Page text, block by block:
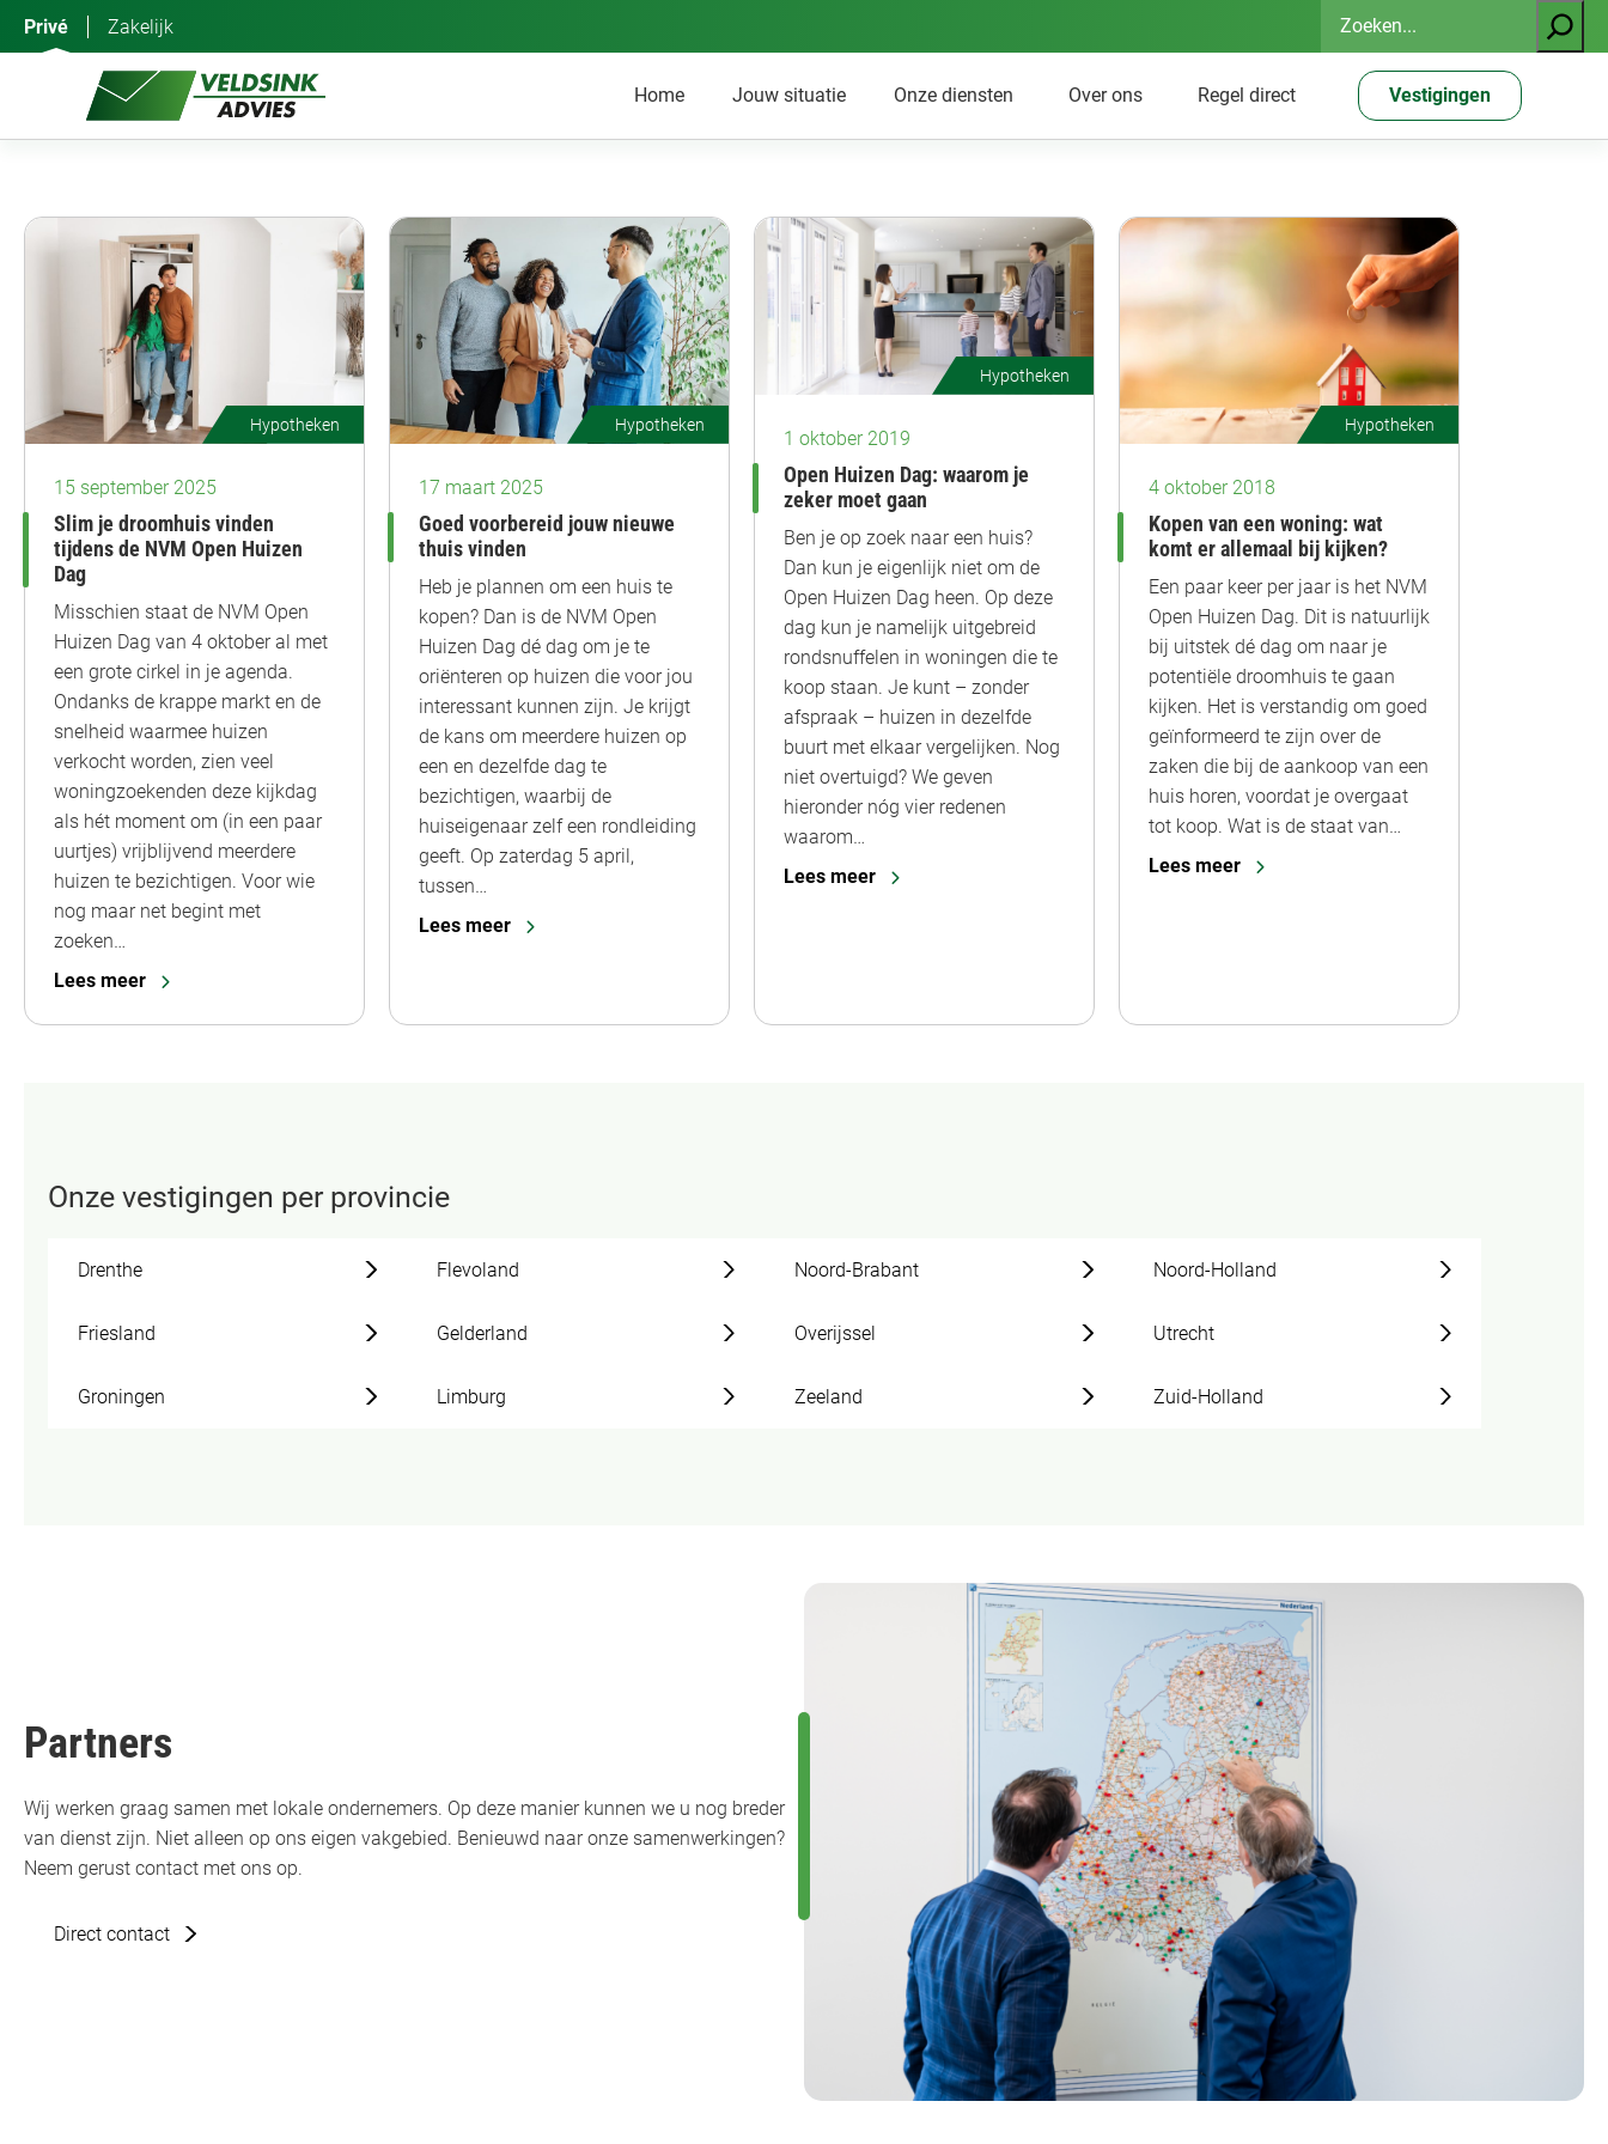
Privé Zakelijk
Zoeken
Home Jouw situatie Onze diensten Over ons Regel direct Vestigingen
Hypotheken
15 september 2025
Slim je droomhuis vinden
tijdens de NVM Open Huizen
Dag
Misschien staat de NVM Open
Huizen Dag van 4 oktober al met
een grote cirkel in je agenda.
Ondanks de krappe markt en de
snelheid waarmee huizen
verkocht worden, zien veel
woningzoekenden deze kijkdag
als hét moment om (in een paar
uurtjes) vrijblijvend meerdere
huizen te bezichtigen. Voor wie
nog maar net begint met
zoeken…
Lees meer
Hypotheken
17 maart 2025
Goed voorbereid jouw nieuwe
thuis vinden
Heb je plannen om een huis te
kopen? Dan is de NVM Open
Huizen Dag dé dag om je te
oriënteren op huizen die voor jou
interessant kunnen zijn. Je krijgt
de kans om meerdere huizen op
een en dezelfde dag te
bezichtigen, waarbij de
huiseigenaar zelf een rondleiding
geeft. Op zaterdag 5 april,
tussen…
Lees meer
Hypotheken
1 oktober 2019
Open Huizen Dag: waarom je
zeker moet gaan
Ben je op zoek naar een huis?
Dan kun je eigenlijk niet om de
Open Huizen Dag heen. Op deze
dag kun je namelijk uitgebreid
rondsnuffelen in woningen die te
koop staan. Je kunt – zonder
afspraak – huizen in dezelfde
buurt met elkaar vergelijken. Nog
niet overtuigd? We geven
hieronder nóg vier redenen
waarom…
Lees meer
Hypotheken
4 oktober 2018
Kopen van een woning: wat
komt er allemaal bij kijken?
Een paar keer per jaar is het NVM
Open Huizen Dag. Dit is natuurlijk
bij uitstek dé dag om naar je
potentiële droomhuis te gaan
kijken. Het is verstandig om goed
geïnformeerd te zijn over de
zaken die bij de aankoop van een
huis horen, voordat je overgaat
tot koop. Wat is de staat van…
Lees meer
Onze vestigingen per provincie
Drenthe Flevoland Noord-Brabant Noord-Holland
Friesland Gelderland Overijssel Utrecht
Groningen Limburg Zeeland Zuid-Holland
Partners
Wij werken graag samen met lokale ondernemers. Op deze manier kunnen we u nog breder
van dienst zijn. Niet alleen op ons eigen vakgebied. Benieuwd naar onze samenwerkingen?
Neem gerust contact met ons op.
Direct contact